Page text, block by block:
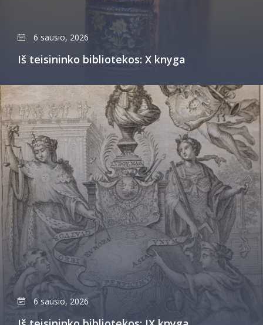
6 sausio, 2026
Iš teisininko bibliotekos: X knyga
6 sausio, 2026